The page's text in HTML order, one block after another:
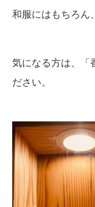
和服にはもちろん
気になる方は、「
ださい。